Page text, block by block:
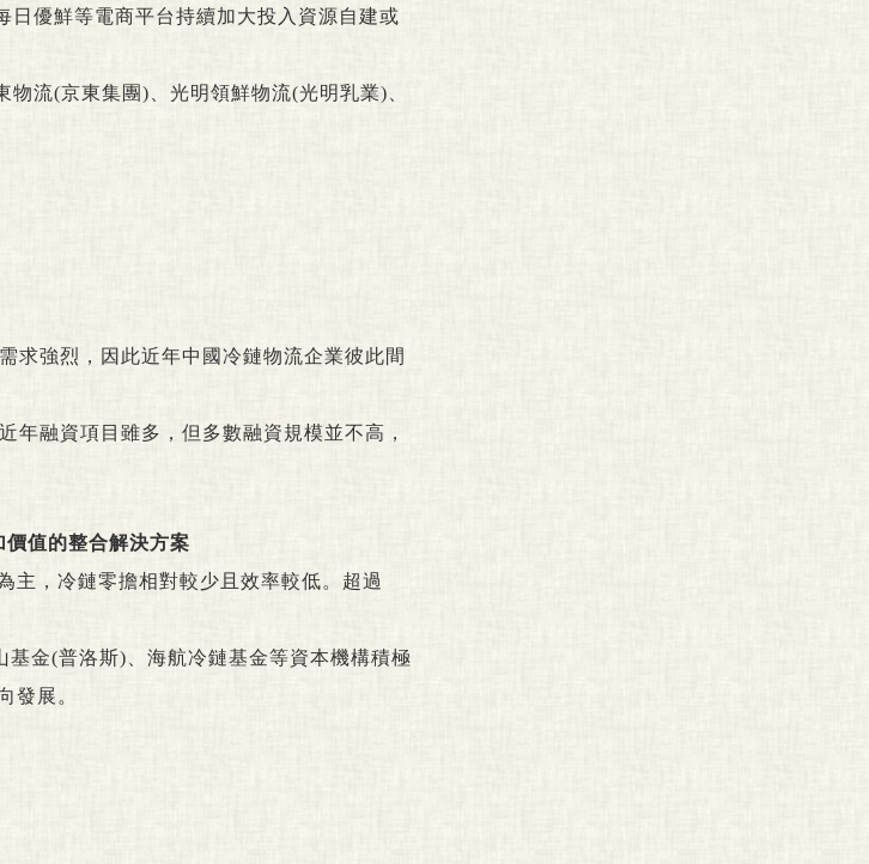
優鮮等電商平台持續加大投入資源自建或
流(京東集團)、光明領鮮物流(光明乳業)、
求強烈，因此近年中國冷鏈物流企業彼此間
融資項目雖多，但多數融資規模並不高，
值的整合解決方案
主，冷鏈零擔相對較少且效率較低。超過
金(普洛斯)、海航冷鏈基金等資本機構積極
發展。